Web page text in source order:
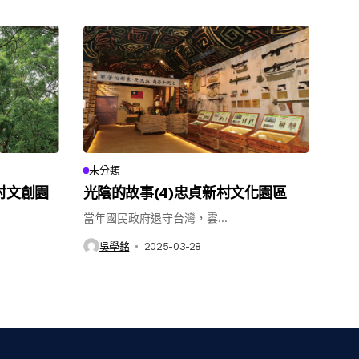
文創園
未分類
光陰的故事(4)忠貞新村文化園區
當年國民政府退守台灣，雲...
吳學銘 2025-03-28